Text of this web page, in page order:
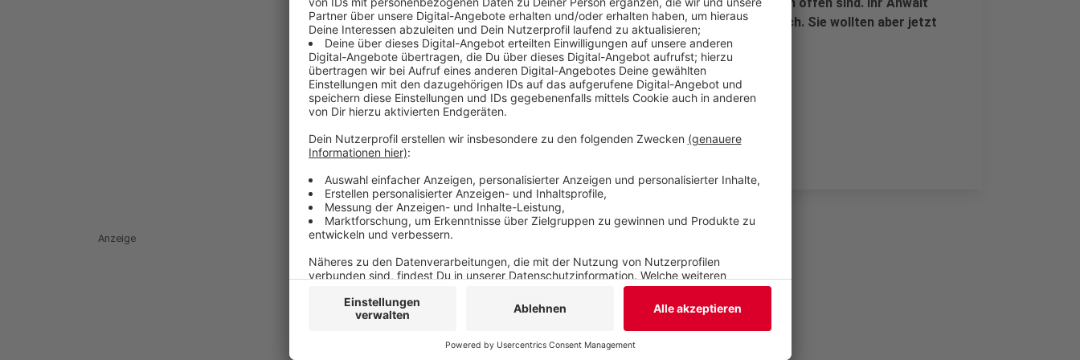
sagt: Für den Witwer und die Tochter bleibe das unverständlich. Sie wollten aber jetzt
nach vorne blicken.
Veröffentlicht:Freitag, 29.09.2023 13:49
Anzeige
Anzeige